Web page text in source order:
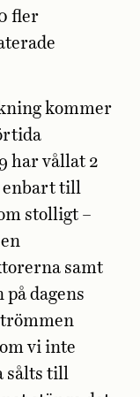
fler
kommer
har vållat 2
enbart till
stolligt –
samt
dagens
vi inte
sålts till